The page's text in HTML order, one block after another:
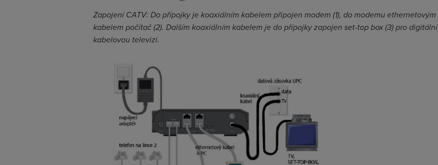
Zapojení CATV: Do přípojky je koaxiálním kabelem připojen modem (1), do modemu ethernetovým
kabelem počítač (2). Dalším koaxiálním kabelem je do přípojky zapojen set-top box (3) pro digitální
kabelovou televizi.